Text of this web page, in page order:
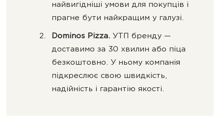
найвигідніші умови для покупців і
прагне бути найкращим у галузі.
Dominos Pizza. УТП бренду —
доставимо за 30 хвилин або піца
безкоштовно. У ньому компанія
підкреслює свою швидкість,
надійність і гарантію якості.